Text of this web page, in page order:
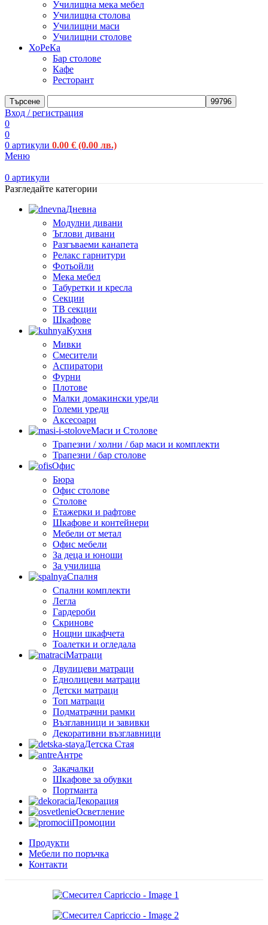
Училищна мека мебел
Училищна столова
Училищни маси
Училищни столове
ХоРеКа
Бар столове
Кафе
Ресторант
Търсене
Вход / регистрация
0
0
0 артикули 0.00 € (0.00 лв.)
Меню
0 артикули
Разгледайте категории
Дневна
Модулни дивани
Ъглови дивани
Разгъваеми канапета
Релакс гарнитури
Фотьойли
Мека мебел
Табуретки и кресла
Секции
ТВ секции
Шкафове
Кухня
Мивки
Смесители
Аспиратори
Фурни
Плотове
Малки домакински уреди
Големи уреди
Аксесоари
Маси и Столове
Трапезни / холни / бар маси и комплекти
Трапезни / бар столове
Офис
Бюра
Офис столове
Столове
Етажерки и рафтове
Шкафове и контейнери
Мебели от метал
Офис мебели
За деца и юноши
За училища
Спалня
Спални комплекти
Легла
Гардероби
Скринове
Нощни шкафчета
Тоалетки и огледала
Матраци
Двулицеви матраци
Еднолицеви матраци
Детски матраци
Топ матраци
Подматрачни рамки
Възглавници и завивки
Декоративни възглавници
Детска Стая
Антре
Закачалки
Шкафове за обувки
Портманта
Декорация
Осветление
Промоции
Продукти
Мебели по поръчка
Контакти